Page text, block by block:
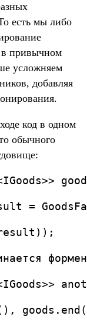
есть мы либо
в привычном
усложняем
добавляя
код в одном
обычного
=